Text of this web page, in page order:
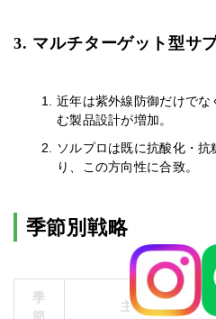
3. マルチターゲット型サ
近年は紫外線防御だけで
む製品設計が増加。
ソルプロは既に抗酸化・
り、この方向性に合致。
季節別戦略
季
主なリスク